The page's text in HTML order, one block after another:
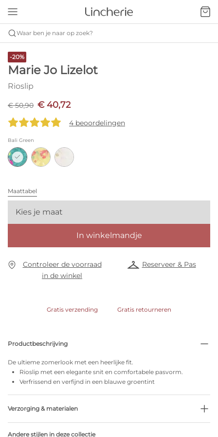
Waar ben je naar op zoek?
-20%
Marie Jo Lizelot
Rioslip
€ 50,90 € 40,72
4 beoordelingen
Bali Green
Maattabel
Kies je maat
In winkelmandje
Controleer de voorraad
in de winkel
Reserveer & Pas
Gratis verzending Gratis retourneren
Productbeschrijving
De ultieme zomerlook met een heerlijke fit.
Rioslip met een elegante snit en comfortabele pasvorm.
Verfrissend en verfijnd in een blauwe groentint
Verzorging & materialen
Andere stijlen in deze collectie